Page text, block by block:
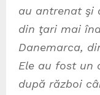
au antrenat şi
din ţari mai
Danemarca,
Ele au fost un
după război